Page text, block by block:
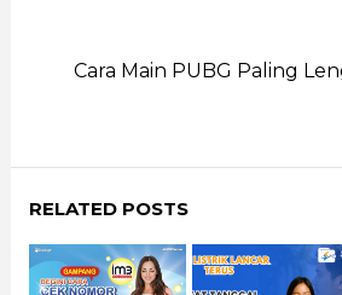
Cara Main PUBG Paling
RELATED POSTS